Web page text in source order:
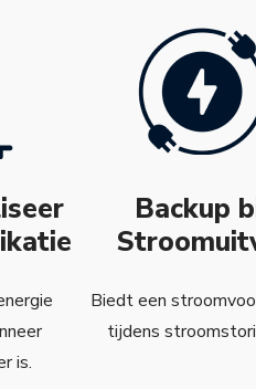
is.
Backup
Biedt een
tijdens